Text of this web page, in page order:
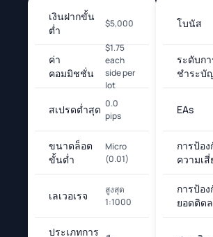
เงินฝากขั้น
ต่ำ
$5,000
ค่า
คอมมิชชั่น
$1.75
each
side per
lot
สเปรดต่ำสุด 0.0
pips
ขนาดล็อต
ขั้นต่ำ
Micro
(0.01)
เลเวอเรจ
สูงสุด
1:1000
ประเภทการ
โบนัส
ระดับกา
ชำระบั
EAs
การป้อ
ความเสี่
การป้อ
ยอดติด